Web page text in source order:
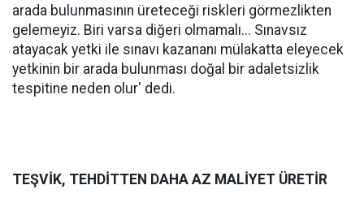
arada bulunmasının üreteceği riskleri görmezlikten
gelemeyiz. Biri varsa diğeri olmamalı... Sınavsız
atayacak yetki ile sınavı kazananı mülakatta eleyecek
yetkinin bir arada bulunması doğal bir adaletsizlik
tespitine neden olur' dedi.
TEŞVİK, TEHDİTTEN DAHA AZ MALİYET ÜRETİR